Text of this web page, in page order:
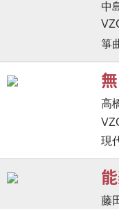
中
箏
高
現
藤